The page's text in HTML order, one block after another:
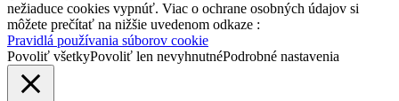
nežiaduce cookies vypnúť. Viac o ochrane osobných údajov si
môžete prečítať na nižšie uvedenom odkaze :
Pravidlá používania súborov cookie
Povoliť všetkyPovoliť len nevyhnutnéPodrobné nastavenia